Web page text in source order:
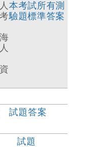
本考試所有測
驗題標準答案
試題答案
試題